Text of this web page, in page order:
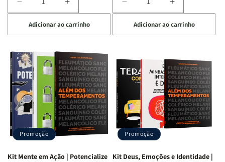
Diminuir
a
quantidade
de
Raizes
da
Alma
|
O
Vício
Agradar
a
Todos
Aumentar
a
quantidade
de
Raizes
da
Alma
|
O
Vício
de
Agradar
Todos
Adicionar ao carrinho
Diminuir
a
quantidade
de
Quarto
de
Guerra
Livro
+
Devocional
Aumentar
a
quantidade
de
Quarto
de
Guerra
|
Livro
+
Devocional
Adicionar ao carrinho
Promoção
Kit Mente em Ação | Potencialize
Promoção
Kit Deus, Emoções e Identidade |